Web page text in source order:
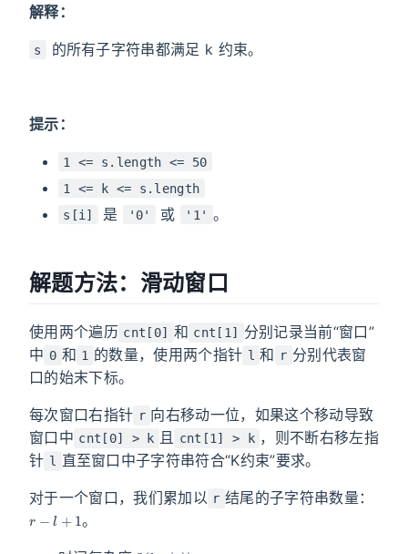
解释：
s 的所有子字符串都满足 k 约束。
提示：
1 <= s.length <= 50
1 <= k <= s.length
s[i]
是 '0' 或 '1' 。
解题方法：滑动窗口
使用两个遍历 cnt[0] 和 cnt[1]
分别记录当前“窗口”
中 0 和 1 的数量，使用两个指针 l 和 r 分别代表窗
口的始末下标。
每次窗口右指针 r 向右移动一位，如果这个移动导致
窗口中 cnt[0] > k 且 cnt[1] > k ，则不断右移左指
针 l 直至窗口中子字符串符合“K约束”要求。
对于一个窗口，我们累加以 r 结尾的子字符串数量：
r− +
。